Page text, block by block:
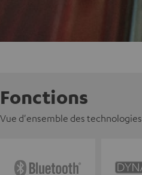
Fonctions
Vue d'ensemble des technologies